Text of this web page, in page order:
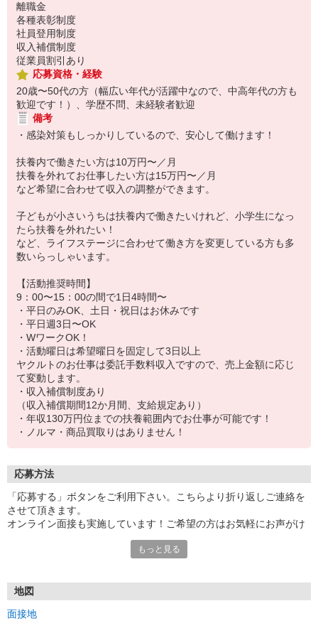
離職金
各種表彰制度
社員登用制度
収入補償制度
従業員割引あり
応募資格・経験
20歳〜50代の方（幅広い年代が活躍中なので、中高年代の方も
歓迎です！）、学歴不問、未経験者歓迎
備考
・感染対策もしっかりしているので、安心して働けます！
扶養内で働きたい方は10万円〜／月
扶養を外れてお仕事したい方は15万円〜／月
など希望に合わせて収入の調整ができます。
子どもが小さいうちは扶養内で働きたいけれど、小学生になっ
たら扶養を外れたい！
など、ライフステージに合わせて働き方を変更している方も多
数いらっしゃいます。
【活動推奨時間】
9：00〜15：00の間で1日4時間〜
・平日のみOK、土日・祝日はお休みです
・平日週3日〜OK
・WワークOK！
・活動曜日は希望曜日を固定して3日以上
ヤクルトのお仕事は委託手数料収入ですので、売上金額に応じ
て変動します。
・収入補償制度あり
（収入補償期間12か月間、支給規定あり）
・年収130万円位までの扶養範囲内でお仕事が可能です！
・ノルマ・商品買取りはありません！
応募方法
「応募する」ボタンをご利用下さい。こちらより折り返しご連絡を
させて頂きます。
オンライン面接も実施しています！ご希望の方はお気軽にお声がけ
もっと見る
地図
面接地